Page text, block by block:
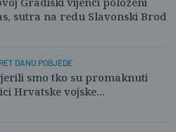
sutra na redu Slavonski Brod
DANU POBJEDE
smo tko su promaknuti
Hrvatske vojske...